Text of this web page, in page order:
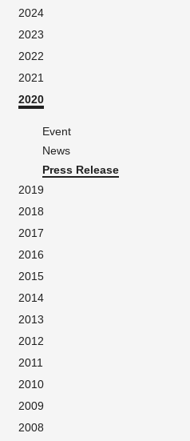
2024
2023
2022
2021
2020
Event
News
Press Release
2019
2018
2017
2016
2015
2014
2013
2012
2011
2010
2009
2008